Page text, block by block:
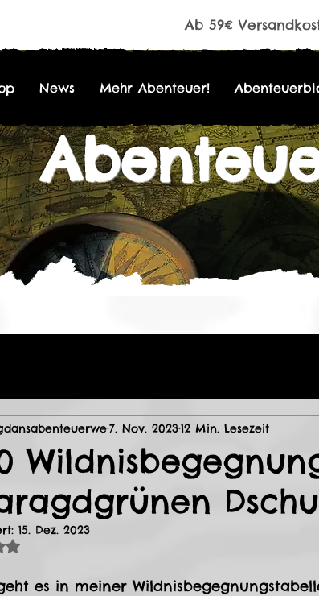
Ab 59€
News Mehr Abenteuer!
7. Nov. 202312 Min. Lesezeit
15. Dez. 2023
NaN von 5 Sternen bewertet.
es in meiner